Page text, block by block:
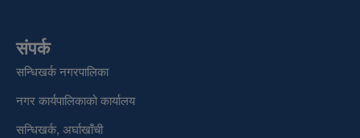
संपर्क
सन्धिखर्क नगरपालिका
नगर कार्यपालिकाको कार्यालय
सन्धिखर्क, अर्घाखाँची